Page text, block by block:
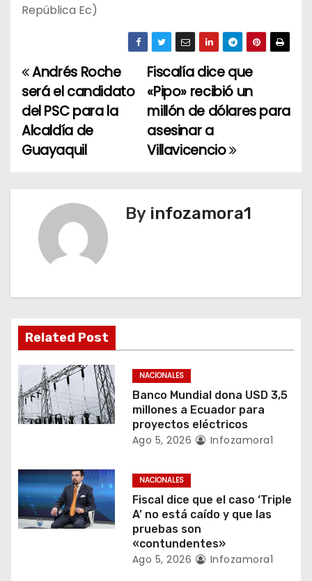
República Ec)
N
a
v
g
n
d
e
e
t
r
Fiscalía dice que
«Pipo» recibió un
millón de dólares para
asesinar a
Villavicencio
Andrés Roche
será el candidato
del PSC para la
Alcaldía de
Guayaquil
By infozamora1
Related Post
NACIONALES
Banco Mundial dona USD 3,5
millones a Ecuador para
proyectos eléctricos
Ago 5, 2026 Infozamora1
NACIONALES
Fiscal dice que el caso ‘Triple
A’ no está caído y que las
pruebas son
«contundentes»
Ago 5, 2026 Infozamora1